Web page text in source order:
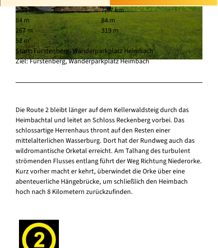
© Karuna Eckel, Edersee | Deine Region: wild, bunt, gesund.
© Naturpark Kellerwald-Edersee |
2:13 h
7,97 km
84 m
84 m
267 m
319 m
52 m
Start: Fürstenberg, Wanderparkplatz Heimbach
Ziel: Fürstenberg, Wanderparkplatz Heimbach
Die Route 2 bleibt länger auf dem Kellerwaldsteig durch das
Heimbachtal und leitet an Schloss Reckenberg vorbei. Das
schlossartige Herrenhaus thront auf den Resten einer
mittelalterlichen Wasserburg. Dort hat der Rundweg auch das
wildromantische Orketal erreicht. Am Talhang des turbulent
strömenden Flusses entlang führt der Weg Richtung Niederorke.
Kurz vorher macht er kehrt, überwindet die Orke über eine
abenteuerliche Hängebrücke, um schließlich den Heimbach
hoch nach 8 Kilometern zurückzufinden.